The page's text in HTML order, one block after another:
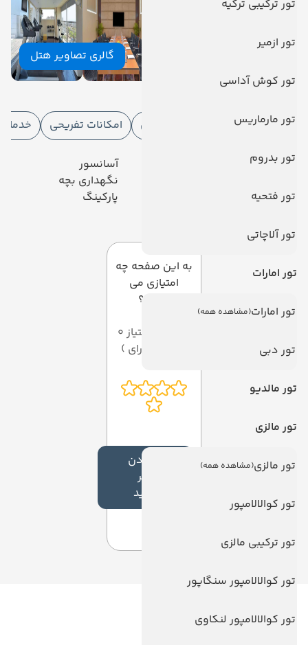
تور ترکیبی ترکیه
تور ازمیر
تور کوش آداسی
تور مارماریس
تور بدروم
تور فتحیه
تور آلاچاتی
تور امارات
تور امارات(مشاهده همه)
تور دبی
تور مالدیو
تور مالزی
تور مالزی(مشاهده همه)
تور کوالالامپور
تور ترکیبی مالزی
تور کوالالامپور سنگاپور
تور کوالالامپور لنکاوی
گالری تصاویر هتل
امکانات هتل
امکانات هتل
امکانات ورزشی امکانات تفریحی خدمات
رستوران
خدمات 24 ساعته در اتاق
آسانسور
نگهداری بچه
پارکینگ
به این صفحه چه
امتیازی می
دهید؟
میانگین امتیاز 0
افزودن
نظر
جدید
لینک های مفید